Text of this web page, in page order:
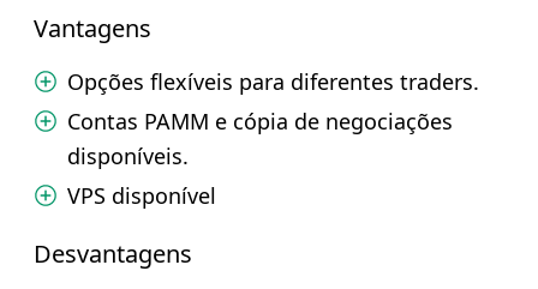
Vantagens
Opções flexíveis para diferentes traders.
Contas PAMM e cópia de negociações
disponíveis.
VPS disponível
Desvantagens